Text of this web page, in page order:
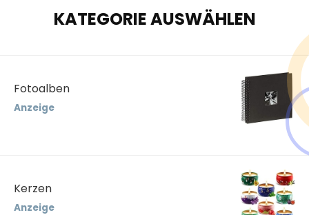
KATEGORIE AUSWÄHLEN
Fotoalben
Anzeige
Kerzen
Anzeige